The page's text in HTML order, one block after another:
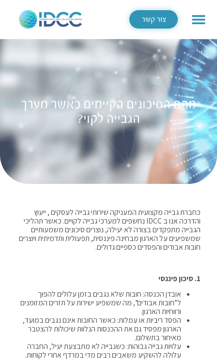
צור קשר
מהם הסיכונים הקיימים כאשר מערך
הגבייה לקוי?
כחברת גבייה מקצועית המעניקה שירותי גבייה לעסקים , ייעוץ
והדרכה אנו ב IDCC נחשפים למערכי גבייה לקויים. כאשר תהליכי
הגבייה מתפקדים בצורה לא יעילה, נוצרים סיכונים משמעותיים
שמשפיעים על הארגון מבחינה פיננסית, תפעולית ותדמיתית ויוצרים
חובות אבודים והפסדים כספיים גדולים.
1.⁠ ⁠סיכון פיננסי
אובדן הכנסה: חובות שלא נגבים בזמן עלולים להפוך
ל”חובות אבודים”, מה שמשפיע ישירות על תזרים המזומנים
ורווחיות הארגון.
הפסד ריביות או עמלות: כאשר החובות אינם נגבים במועד,
הארגון מפסיד גם את ההכנסות הנלוות שיכולות להצטבר
מאיחור בתשלום.
עלויות גבייה גבוהות: כשגבייה לא מתבצעת יעיל, החברה
עלולה להשקיע משאבים רבים מדי במרדף אחרי לקוחות.